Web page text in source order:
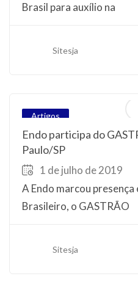
Brasil para auxílio na
Sitesja
Artigos
Endo participa do
Paulo/SP
1 de julho de 2019
A Endo marcou presença
Brasileiro, o GASTRÃO
Sitesja